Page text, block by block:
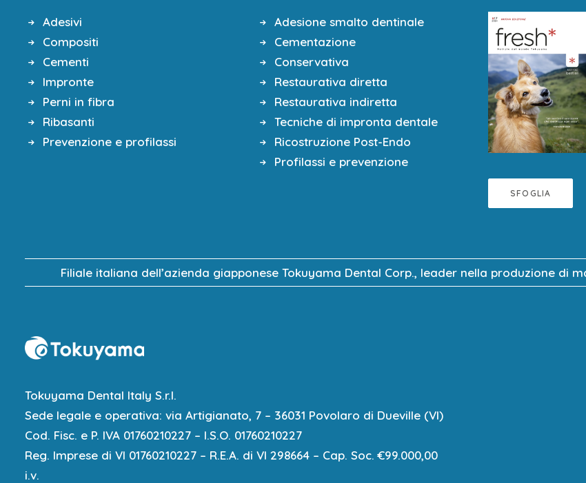
UNICREDIT BANCA – IBAN IT 88 A 02008 05364 000029404530
Causale da indicare nel pagamento: CODICE CORSO TOK251
Adesivi
Compositi
Cementi
Impronte
Perni in fibra
Ribasanti
Prevenzione e profilassi
Adesione smalto dentinale
Cementazione
Conservativa
Restaurativa diretta
Restaurativa indiretta
Tecniche di impronta dentale
Ricostruzione Post-Endo
Profilassi e prevenzione
SFOGLIA
Filiale italiana dell’azienda giapponese Tokuyama Dental Corp., leader nella produzione di
Tokuyama Dental Italy S.r.l.
Sede legale e operativa: via Artigianato, 7 – 36031 Povolaro di Dueville (VI)
Cod. Fisc. e P. IVA 01760210227 – I.S.O. 01760210227
Reg. Imprese di VI 01760210227 – R.E.A. di VI 298664 – Cap. Soc. €99.000,00
i.v.